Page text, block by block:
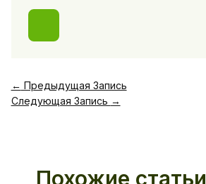
← Предыдущая Запись
Следующая Запись →
Похожие статьи